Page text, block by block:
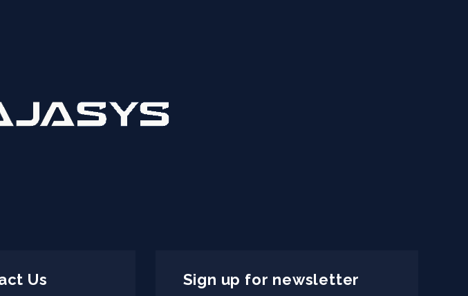
Us Sign up for newsletter